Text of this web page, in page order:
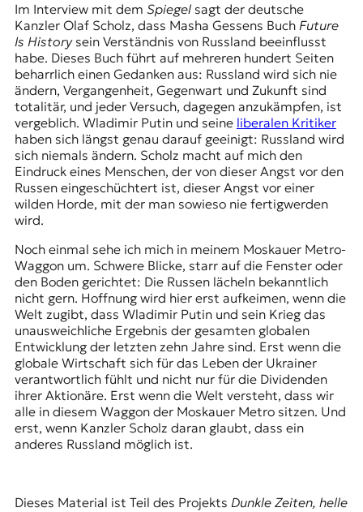
Im Interview mit dem Spiegel sagt der deutsche
Kanzler Olaf Scholz, dass Masha Gessens Buch Future
Is Historysein Verständnis von Russland beeinflusst
habe. Dieses Buch führt auf mehreren hundert Seiten
beharrlich einen Gedanken aus: Russland wird sich nie
ändern, Vergangenheit, Gegenwart und Zukunft sind
totalitär, und jeder Versuch, dagegen anzukämpfen, ist
vergeblich. Wladimir Putin und seine liberalen Kritiker
haben sich längst genau darauf geeinigt: Russland wird
sich niemals ändern. Scholz macht auf mich den
Eindruck eines Menschen, der von dieser Angst vor den
Russen eingeschüchtert ist, dieser Angst vor einer
wilden Horde, mit der man sowieso nie fertigwerden
wird.
Noch einmal sehe ich mich in meinem Moskauer Metro-
Waggon um. Schwere Blicke, starr auf die Fenster oder
den Boden gerichtet: Die Russen lächeln bekanntlich
nicht gern. Hoffnung wird hier erst aufkeimen, wenn die
Welt zugibt, dass Wladimir Putin und sein Krieg das
unausweichliche Ergebnis der gesamten globalen
Entwicklung der letzten zehn Jahre sind. Erst wenn die
globale Wirtschaft sich für das Leben der Ukrainer
verantwortlich fühlt und nicht nur für die Dividenden
ihrer Aktionäre. Erst wenn die Welt versteht, dass wir
alle in diesem Waggon der Moskauer Metro sitzen. Und
erst, wenn Kanzler Scholz daran glaubt, dass ein
anderes Russland möglich ist.
Dieses Material ist Teil des Projekts Dunkle Zeiten, helle